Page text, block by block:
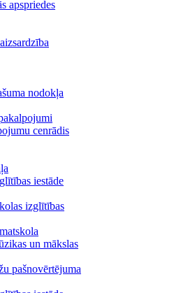
apspriedes
nodokļa
cenrādis
iestāde
izglītības
un mākslas
pašnovērtējuma